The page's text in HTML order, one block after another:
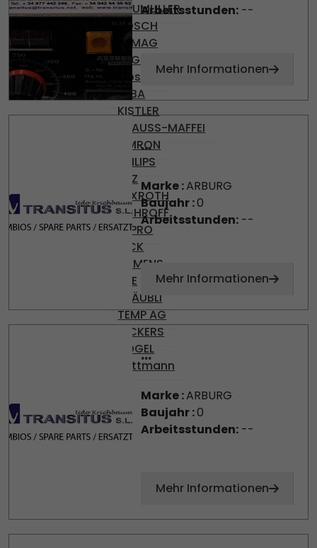
BAUMULLER
BOSCH
DEMAG
ENGEL
Gossen
KEBA
KISTLER
KRAUSS-MAFFEI
OMRON
PHILIPS
PILZ
REXROTH
SCHROFF
SEPRO
SICK
SIEMENS
SKE
STÄUBLI
TEMP AG
VICKERS
VOGEL
Wittmann
Arbeitsstunden:--
Mehr Informationen
...
Marke :ARBURG
Baujahr :0
Arbeitsstunden:--
Mehr Informationen
...
Marke :ARBURG
Baujahr :0
Arbeitsstunden:--
Mehr Informationen